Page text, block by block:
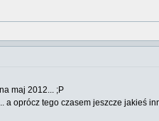
maj 2012... ;P
oprócz tego czasem jeszcze jakieś